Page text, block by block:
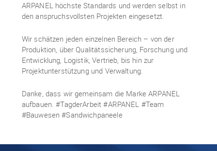
ARPANEL höchste Standards und werden selbst in
den anspruchsvollsten Projekten eingesetzt.
Wir schätzen jeden einzelnen Bereich – von der
Produktion, über Qualitätssicherung, Forschung und
Entwicklung, Logistik, Vertrieb, bis hin zur
Projektunterstützung und Verwaltung.
Danke, dass wir gemeinsam die Marke ARPANEL
aufbauen. #TagderArbeit #ARPANEL #Team
#Bauwesen #Sandwichpaneele